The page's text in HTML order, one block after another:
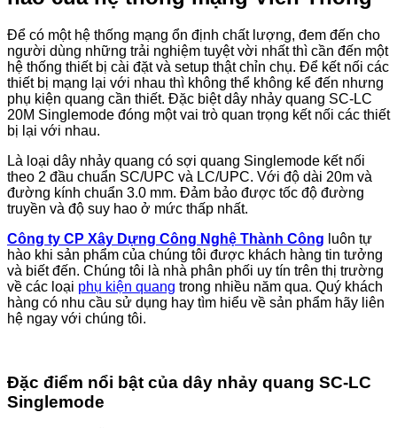
Để có một hệ thống mạng ổn định chất lượng, đem đến cho
người dùng những trải nghiệm tuyệt vời nhất thì cần đến một
hệ thống thiết bị cài đặt và setup thật chỉn chụ. Để kết nối các
thiết bị mạng lại với nhau thì không thể không kể đến nhưng
phụ kiện quang cần thiết. Đặc biệt dây nhảy quang SC-LC
20M Singlemode đóng một vai trò quan trọng kết nối các thiết
bị lại với nhau.
Là loại dây nhảy quang có sợi quang Singlemode kết nối
theo 2 đầu chuẩn SC/UPC và LC/UPC. Với độ dài 20m và
đường kính chuẩn 3.0 mm. Đảm bảo được tốc độ đường
truyền và độ suy hao ở mức thấp nhất.
Công ty CP Xây Dựng Công Nghệ Thành Công luôn tự
hào khi sản phẩm của chúng tôi được khách hàng tin tưởng
và biết đến. Chúng tôi là nhà phân phối uy tín trên thị trường
về các loại phụ kiện quang trong nhiều năm qua. Quý khách
hàng có nhu cầu sử dụng hay tìm hiểu về sản phẩm hãy liên
hệ ngay với chúng tôi.
Đặc điểm nổi bật của dây nhảy quang SC-LC
Singlemode